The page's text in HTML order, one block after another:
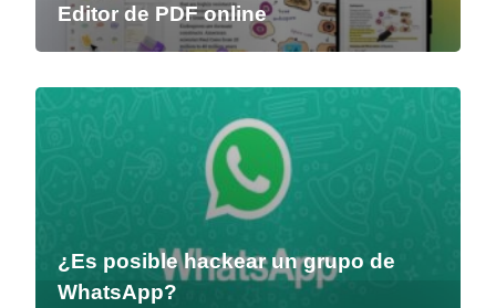
Editor de PDF online
¿Es posible hackear un grupo de
WhatsApp?